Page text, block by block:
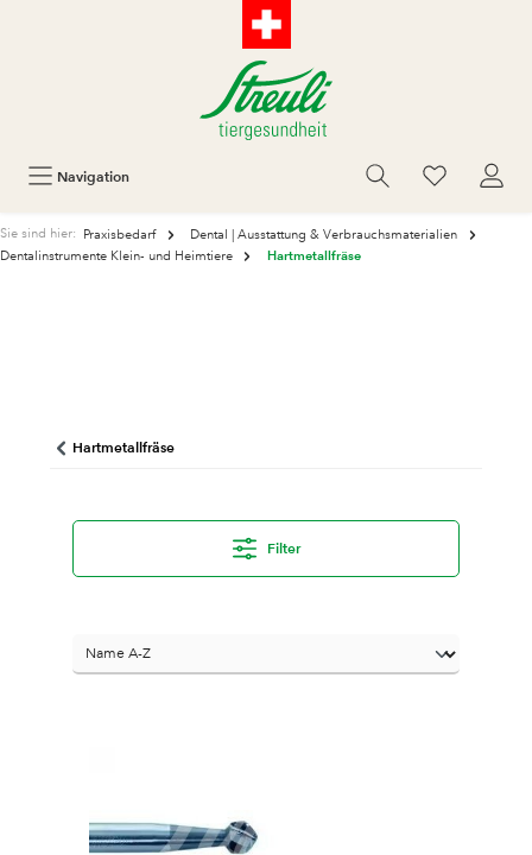
Navigation
Sie sind hier: Praxisbedarf
Dental | Ausstattung & Verbrauchsmaterialien
Dentalinstrumente Klein- und Heimtiere
Hartmetallfräse
Hartmetallfräse
Filter